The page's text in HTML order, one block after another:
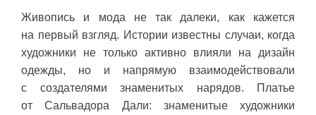
Живопись и мода не так далеки, как кажется
на первый взгляд. Истории известны случаи, когда
художники не только активно влияли на дизайн
одежды, но и напрямую взаимодействовали
с создателями знаменитых нарядов. Платье
от Сальвадора Дали: знаменитые художники